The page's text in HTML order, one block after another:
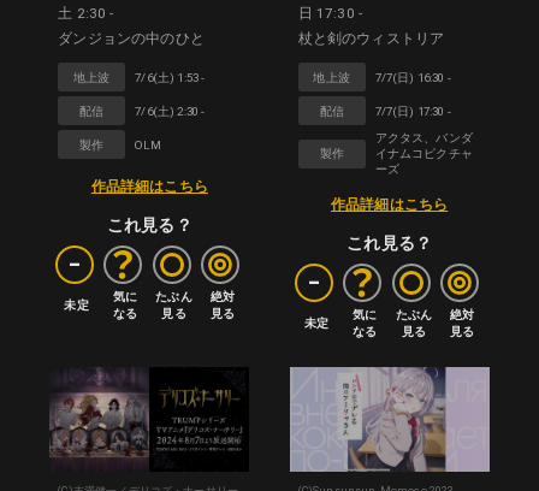
土 2:30 -
ダンジョンの中のひと
地上波 7/6(土) 1:53 -
配信 7/6(土) 2:30 -
製作 OLM
作品詳細はこちら
これ見る？
-
未定
気に
なる
たぶん
見る
絶対
見る
日 17:30 -
杖と剣のウィストリア
地上波 7/7(日) 16:30 -
配信 7/7(日) 17:30 -
製作
アクタス、バンダ
イナムコピクチャ
ーズ
作品詳細はこちら
これ見る？
-
未定
気に
なる
たぶん
見る
絶対
見る